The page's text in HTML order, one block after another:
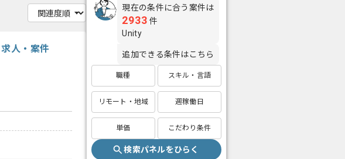
人・案件
現在の条件に合う案件は
2933 件
Unity
追加できる条件はこちら
職種 スキル・言語
リモート・地域 週稼働日
単価 こだわり条件
検索パネルをひらく